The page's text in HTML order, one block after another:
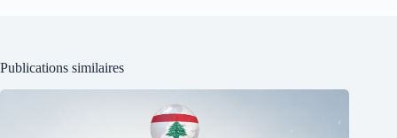
Publications similaires